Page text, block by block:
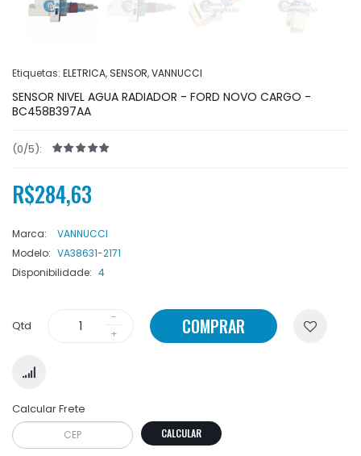
Etiquetas: ELETRICA, SENSOR,VANNUCCI
SENSOR NIVEL AGUA RADIADOR - FORD NOVO CARGO -
BC458B397AA
(0/5):
R$284,63
Marca:
VANNUCCI
Modelo: VA38631-2171
Disponibilidade: 4
Qtd COMPRAR
Calcular Frete
CALCULAR